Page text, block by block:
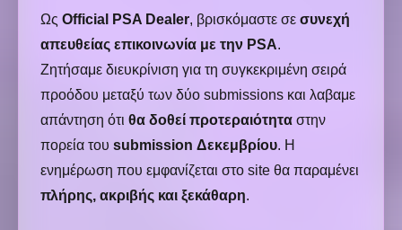
Ως Official PSA Dealer, βρισκόμαστε σε συνεχή
απευθείας επικοινωνία με την PSA.
Ζητήσαμε διευκρίνιση για τη συγκεκριμένη σειρά
προόδου μεταξύ των δύο submissions και λαβαμε
απάντηση ότι θα δοθεί προτεραιότητα στην
πορεία του submission Δεκεμβρίου. Η
ενημέρωση που εμφανίζεται στο site θα παραμένει
πλήρης, ακριβής και ξεκάθαρη.